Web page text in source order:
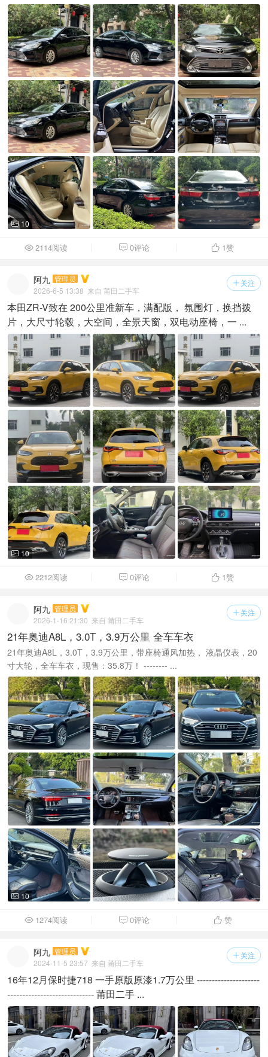
 10
 2114阅读  0评论  1赞
 关注
阿九 管理员
2026-6-5 13:38 来自 莆田二手车
本田ZR-V致在 200公里准新车，满配版， 氛围灯，换挡拨
片，大尺寸轮毂，大空间，全景天窗，双电动座椅，一 ...
 10
 2212阅读  0评论  1赞
 关注
阿九 管理员
2026-1-16 21:30 来自 莆田二手车
21年奥迪A8L，3.0T，3.9万公里 全车车衣
21年奥迪A8L，3.0T，3.9万公里，带座椅通风加热， 液晶仪表，20
寸大轮，全车车衣，现售：35.8万！ -------- ...
 10
 1274阅读  0评论  赞
 关注
阿九 管理员
2024-11-5 23:57 来自 莆田二手车
16年12月保时捷718 一手原版原漆1.7万公里 ---------------------
----------------------------- 莆田二手 ...